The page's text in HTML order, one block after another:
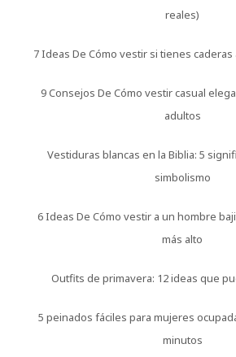
reales)
7 Ideas De Cómo vestir si tienes
9 Consejos De Cómo vestir casual
adultos
Vestiduras blancas en la Biblia: 5
simbolismo
6 Ideas De Cómo vestir a un hombre
más alto
Outfits de primavera: 12 ideas que
5 peinados fáciles para mujeres
minutos